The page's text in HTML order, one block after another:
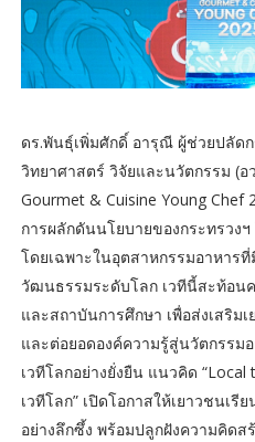
ดร.พันธุ์เพิ่มศักดิ์ อารุณี ผู้ช่วยปลัด
วิทยาศาสตร์ วิจัยและนวัตกรรม (
Gourmet & Cuisine Young
การผลักดันนโยบายของกระทรว
โดยเฉพาะในอุตสาหกรรมอาหาร
วัฒนธรรมระดับโลก เวทีนี้สะท้อน
และสถาบันการศึกษา เพื่อส่งเสริม
และต่อยอดองค์ความรู้สู่นวัตกรรม
เวทีโลกอย่างยั่งยืน แนวคิด
เวทีโลก” เปิดโอกาสให้เยาวชนเ
อย่างลึกซึ้ง พร้อมปลูกฝังความคิด